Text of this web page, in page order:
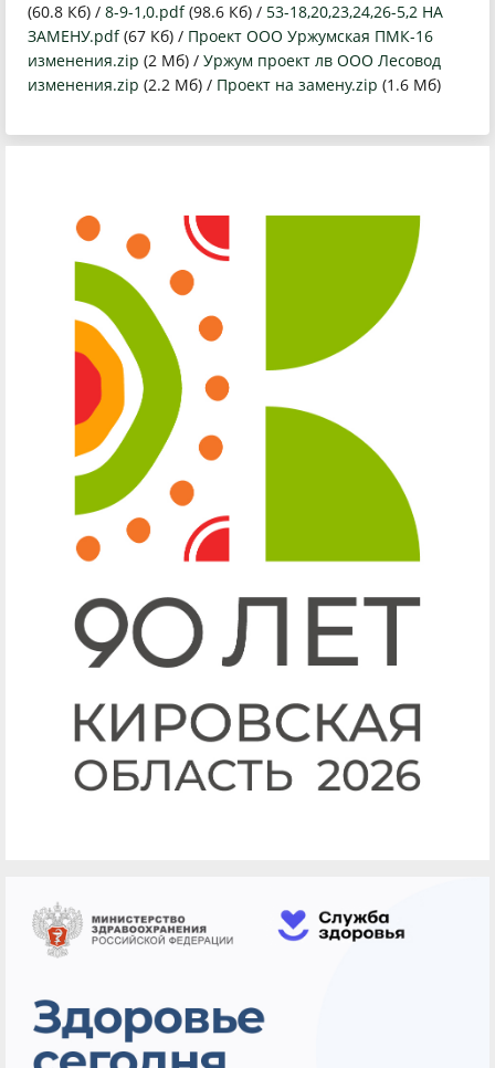
(60.8 Кб) / 8-9-1,0.pdf(98.6 Кб) / 53-18,20,23,24,26-5,2 НА
ЗАМЕНУ.pdf(67 Кб) / Проект ООО Уржумская ПМК-16
изменения.zip (2 Мб) / Уржум проект лв ООО Лесовод
изменения.zip (2.2 Мб) / Проект на замену.zip (1.6 Мб)